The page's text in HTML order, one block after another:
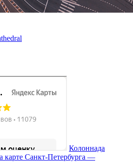
Колоннада
карте Санкт‑Петербурга —